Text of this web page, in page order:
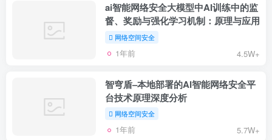
ai智能网络安全大模型中AI训练中的监
督、奖励与强化学习机制：原理与应用
网络空间安全
1年前 4.5W+
智穹盾–本地部署的AI智能网络安全平
台技术原理深度分析
网络空间安全
1年前 5.7W+